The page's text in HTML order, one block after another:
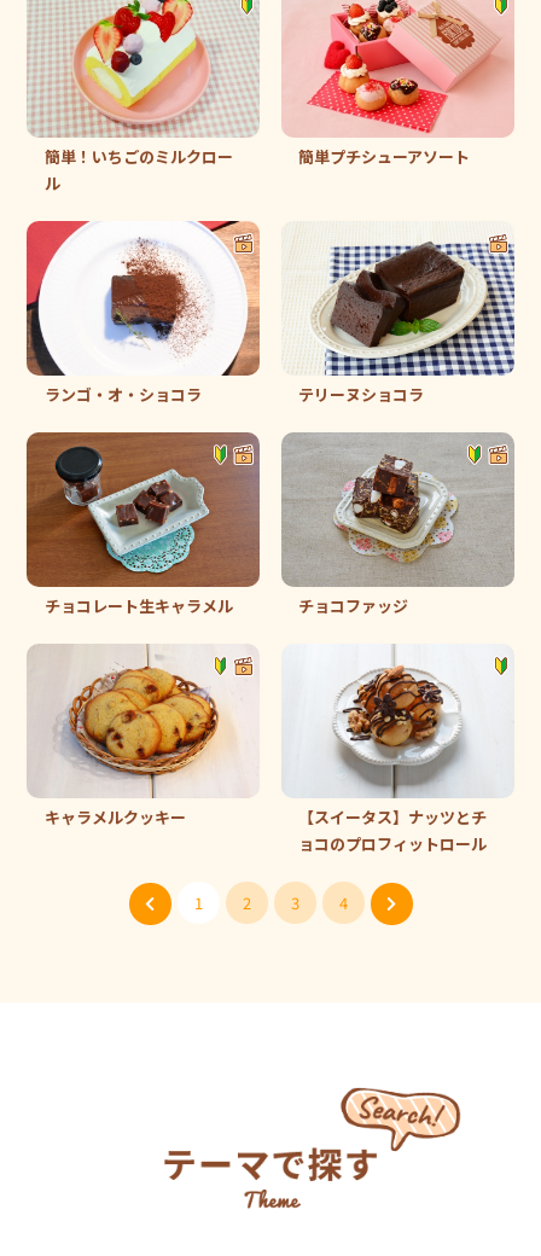
簡単！いちごのミルクロー
ル
簡単プチシューアソート
ランゴ・オ・ショコラ テリーヌショコラ
チョコレート生キャラメル チョコファッジ
キャラメルクッキー
【スイータス】ナッツとチ
ョコのプロフィットロール
1 2 3 4